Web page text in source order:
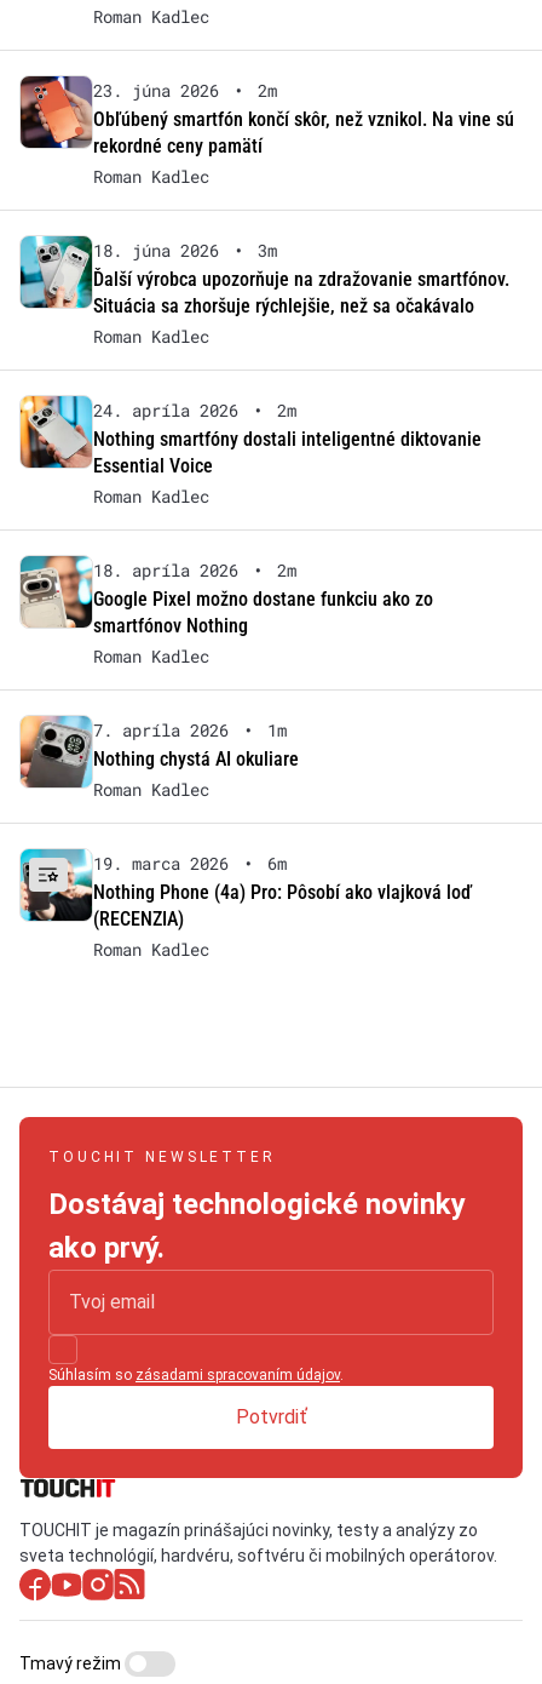
Roman Kadlec
23. júna 2026 •
2m
Obľúbený smartfón končí skôr, než vznikol. Na vine sú
rekordné ceny pamätí
Roman Kadlec
18. júna 2026 •
3m
Ďalší výrobca upozorňuje na zdražovanie smartfónov.
Situácia sa zhoršuje rýchlejšie, než sa očakávalo
Roman Kadlec
24. apríla 2026 •
2m
Nothing smartfóny dostali inteligentné diktovanie
Essential Voice
Roman Kadlec
18. apríla 2026 •
2m
Google Pixel možno dostane funkciu ako zo
smartfónov Nothing
Roman Kadlec
7. apríla 2026 •
1m
Nothing chystá AI okuliare
Roman Kadlec
19. marca 2026 •
6m
Nothing Phone (4a) Pro: Pôsobí ako vlajková loď
(RECENZIA)
Roman Kadlec
TOUCHIT NEWSLETTER
Dostávaj technologické novinky
ako prvý.
Súhlasím so zásadami spracovaním údajov.
Potvrdiť
TOUCHIT je magazín prinášajúci novinky, testy a analýzy zo
sveta technológií, hardvéru, softvéru či mobilných operátorov.
Tmavý režim